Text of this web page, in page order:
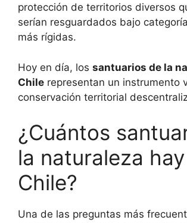
protección de territorios diversos
serían resguardados bajo
más rígidas.
Hoy en día, los santuarios de la
Chile representan un instrumento
conservación territorial
¿Cuántos
la naturaleza
Chile?
Una de las preguntas más